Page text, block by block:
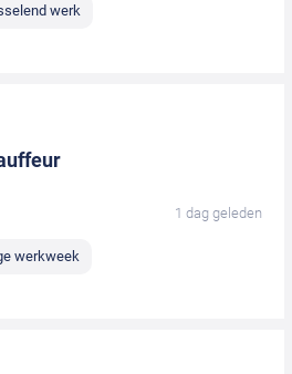
werk
1 dag geleden
werkweek